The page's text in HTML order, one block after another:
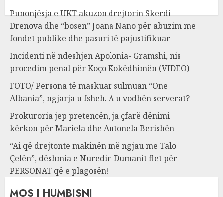
Punonjësja e UKT akuzon drejtorin Skerdi
Drenova dhe “bosen” Joana Nano për abuzim me
fondet publike dhe pasuri të pajustifikuar
Incidenti në ndeshjen Apolonia- Gramshi, nis
procedim penal për Koço Kokëdhimën (VIDEO)
FOTO/ Persona të maskuar sulmuan “One
Albania”, ngjarja u fsheh. A u vodhën serverat?
Prokuroria jep pretencën, ja çfarë dënimi
kërkon për Mariela dhe Antonela Berishën
“Ai që drejtonte makinën më ngjau me Talo
Çelën”, dëshmia e Nuredin Dumanit flet për
PERSONAT që e plagosën!
MOS I HUMBISNI